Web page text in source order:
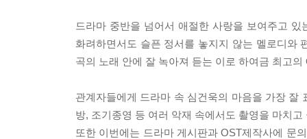
드라마 중반을 넘어서 애절한 사랑을 보여주고
화려하면서도 슬픈 정서를 놓지지 않는 멜로디와
곡의 노래 안에 잘 녹아져 듣는 이로 하여금 최고
관계자들에게 드라마 속 심건욱의 마음을 가장 잘
방, 조기종영 등 여러 악재 속에서도 촬영을 마치
또한 이번에는 드라마 게시판과 OST제작사에 문